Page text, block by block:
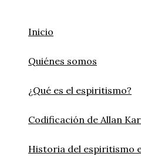
contenido
Inicio
Quiénes somos
¿Qué es el espiritismo?
Codificación de Allan
Historia del espiritismo